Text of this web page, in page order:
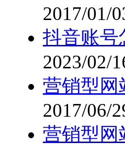
2017/01/
抖音账号
2023/02/
营销型网
2017/06/
营销型网